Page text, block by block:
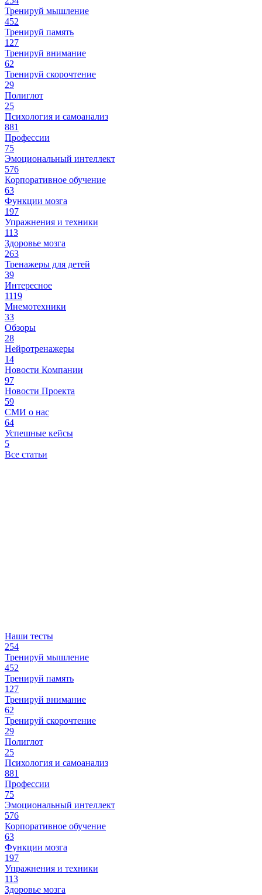
Тренируй мышление
452
Тренируй память
127
Тренируй внимание
62
Тренируй скорочтение
29
Полиглот
25
Психология и самоанализ
881
Профессии
75
Эмоциональный интеллект
576
Корпоративное обучение
63
Функции мозга
197
Упражнения и техники
113
Здоровье мозга
263
Тренажеры для детей
39
Интересное
1119
Мнемотехники
33
Обзоры
28
Нейротренажеры
14
Новости Компании
97
Новости Проекта
59
СМИ о нас
64
Успешные кейсы
5
Все статьи
Наши тесты
254
Тренируй мышление
452
Тренируй память
127
Тренируй внимание
62
Тренируй скорочтение
29
Полиглот
25
Психология и самоанализ
881
Профессии
75
Эмоциональный интеллект
576
Корпоративное обучение
63
Функции мозга
197
Упражнения и техники
113
Здоровье мозга